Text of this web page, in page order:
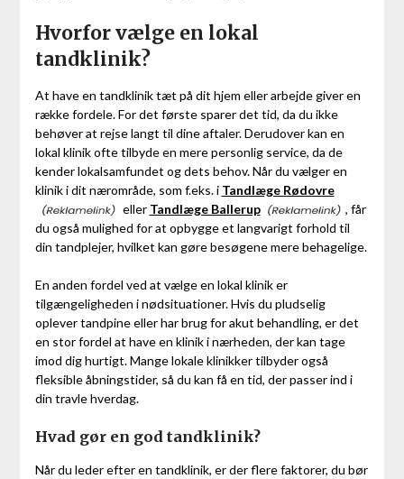
Hvorfor vælge en lokal
tandklinik?
At have en tandklinik tæt på dit hjem eller arbejde giver en
række fordele. For det første sparer det tid, da du ikke
behøver at rejse langt til dine aftaler. Derudover kan en
lokal klinik ofte tilbyde en mere personlig service, da de
kender lokalsamfundet og dets behov. Når du vælger en
klinik i dit nærområde, som f.eks. i Tandlæge Rødovre
eller Tandlæge Ballerup
, får
du også mulighed for at opbygge et langvarigt forhold til
din tandplejer, hvilket kan gøre besøgene mere behagelige.
En anden fordel ved at vælge en lokal klinik er
tilgængeligheden i nødsituationer. Hvis du pludselig
oplever tandpine eller har brug for akut behandling, er det
en stor fordel at have en klinik i nærheden, der kan tage
imod dig hurtigt. Mange lokale klinikker tilbyder også
fleksible åbningstider, så du kan få en tid, der passer ind i
din travle hverdag.
Hvad gør en god tandklinik?
Når du leder efter en tandklinik, er der flere faktorer, du bør